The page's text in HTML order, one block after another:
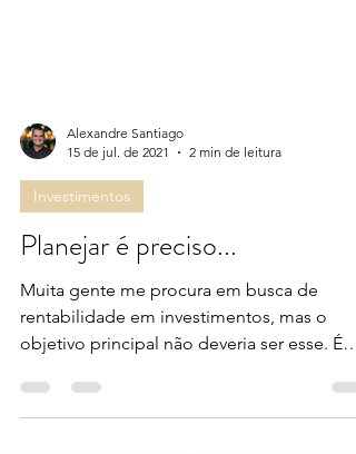
Alexandre Santiago
15 de jul. de 2021
Investimentos
Planejar é preciso...
Muita gente me procura em busca de
objetivo principal não deveria ser esse. É
uma loucura se...